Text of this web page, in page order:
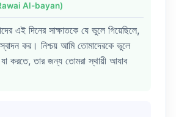
(Rawai Al-bayan)
এই দিনের সাক্ষাতকে যে ভুলে গিয়েছিলে,
কর। নিশ্চয় আমি তোমাদেরকে ভুলে
করতে, তার জন্য তোমরা স্থায়ী আযাব